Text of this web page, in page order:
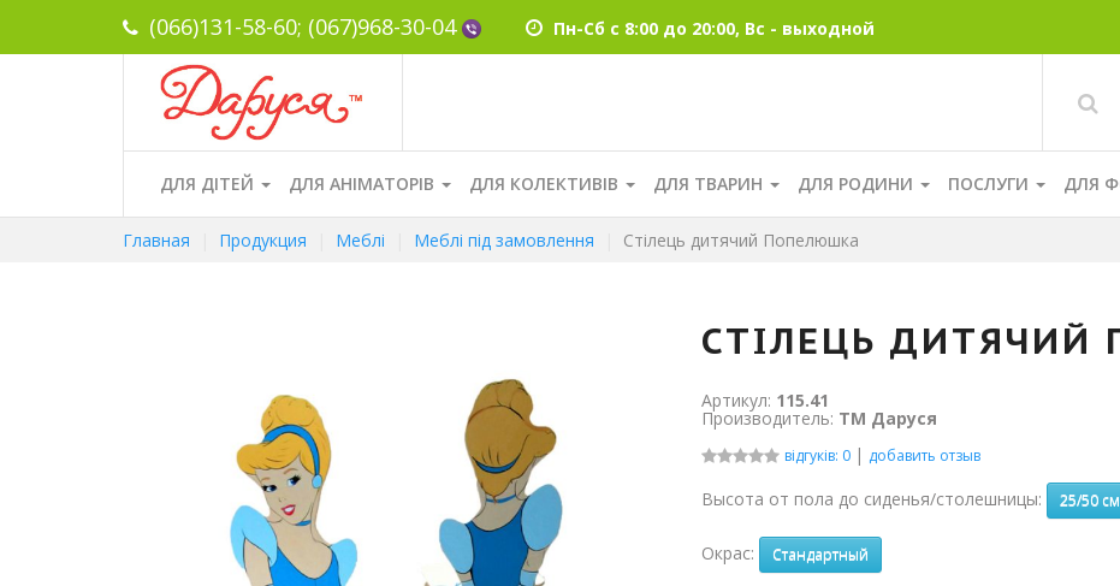
(066)131-58-60; (067)968-30-04 Пн-Сб с 8:00 до 20:00, Вс - выходной
ДЛЯ ДІТЕЙ ДЛЯ АНІМАТОРІВ ДЛЯ КОЛЕКТИВІВ ДЛЯ ТВАРИН ДЛЯ РОДИНИ ПОСЛУГИ ДЛЯ
Главная Продукция Меблі Меблі під замовлення Стілець дитячий Попелюшка
СТІЛЕЦЬ
Артикул: 115.41
Производитель: ТМ Даруся
відгуків: 0 | добавить отзыв
Высота от пола до сиденья/столешницы: 25/50 см
Окрас: Стандартный